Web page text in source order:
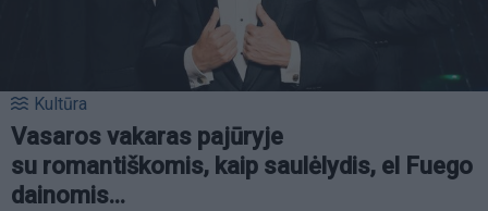
Kultūra
Vasaros vakaras pajūryje
su romantiškomis, kaip saulėlydis, el Fuego
dainomis...